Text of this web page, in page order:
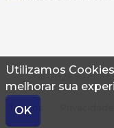
Utilizamos
melhorar sua
OK
© 2026
Termos